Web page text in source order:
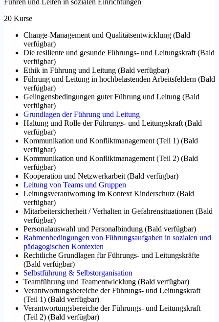
Führen und Leiten in sozialen Einrichtungen
20 Kurse
Change-Management und Qualitätsentwicklung (Bald
verfügbar)
Die resiliente und gesunde Führungs- und Leitungskraft (Bald
verfügbar)
Ethik in Führung und Leitung (Bald verfügbar)
Führung und Leitung in hochbelastenden Arbeitsfeldern (Bald
verfügbar)
Gelingensbedingungen guter Führung und Leitung (Bald
verfügbar)
Grundlagen der Führung und Leitung
Haltung und Rolle der Führungs- und Leitungskraft (Bald
verfügbar)
Kommunikation und Konfliktmanagement (Teil 1) (Bald
verfügbar)
Kommunikation und Konfliktmanagement (Teil 2) (Bald
verfügbar)
Kooperation und Netzwerkarbeit (Bald verfügbar)
Leitung von Teams und Gruppen
Leitungsverantwortung im Kontext Kinderschutz (Bald
verfügbar)
Mitarbeitersicherheit / Verhalten in Gefahrensituationen (Bald
verfügbar)
Personalauswahl und Personalbindung (Bald verfügbar)
Rahmenbedingungen von Führungsaufgaben in sozialen und
pädagogischen Kontexten
Rechtliche Grundlagen für Führungs- und Leitungskräfte
(Bald verfügbar)
Selbstführung & Selbstorganisation
Teamführung und Teamentwicklung (Bald verfügbar)
Verantwortungsbereiche der Führungs- und Leitungskraft
(Teil 1) (Bald verfügbar)
Verantwortungsbereiche der Führungs- und Leitungskraft
(Teil 2) (Bald verfügbar)